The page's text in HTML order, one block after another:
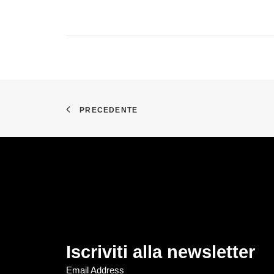
PRECEDENTE
Iscriviti alla newsletter
Email Address